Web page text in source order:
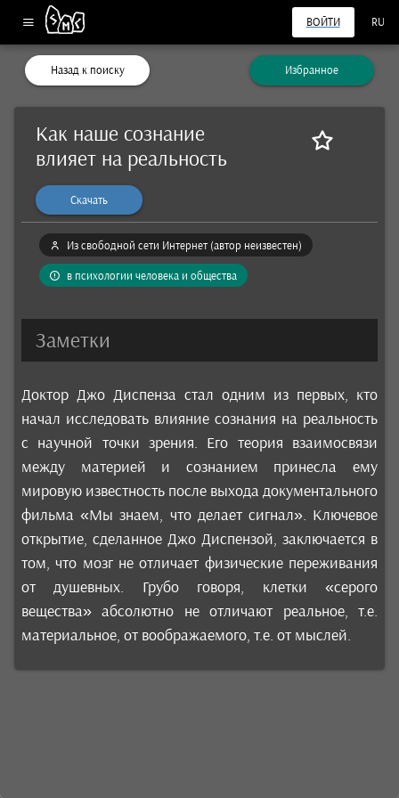
ВОЙТИ RU
Назад к поиску Избранное
Как наше сознание
влияет на реальность
Скачать
Из свободной сети Интернет (автор неизвестен)
в психологии человека и общества
Заметки
Доктор Джо Диспенза стал одним из первых, кто
начал исследовать влияние сознания на реальность
с научной точки зрения. Его теория взаимосвязи
между материей и сознанием принесла ему
мировую известность после выхода документального
фильма «Мы знаем, что делает сигнал». Ключевое
открытие, сделанное Джо Диспензой, заключается в
том, что мозг не отличает физические переживания
от душевных. Грубо говоря, клетки «серого
вещества» абсолютно не отличают реальное, т.е.
материальное, от воображаемого, т.е. от мыслей.